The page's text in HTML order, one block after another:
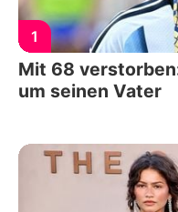
1
Mit 68
um seinen Vater